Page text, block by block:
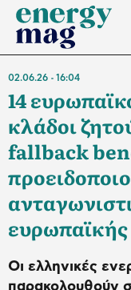
02.06.26 16:04
14
κλάδοι
fallback
ευρωπαϊκής
Οι ελληνικές
παρακολουθούν